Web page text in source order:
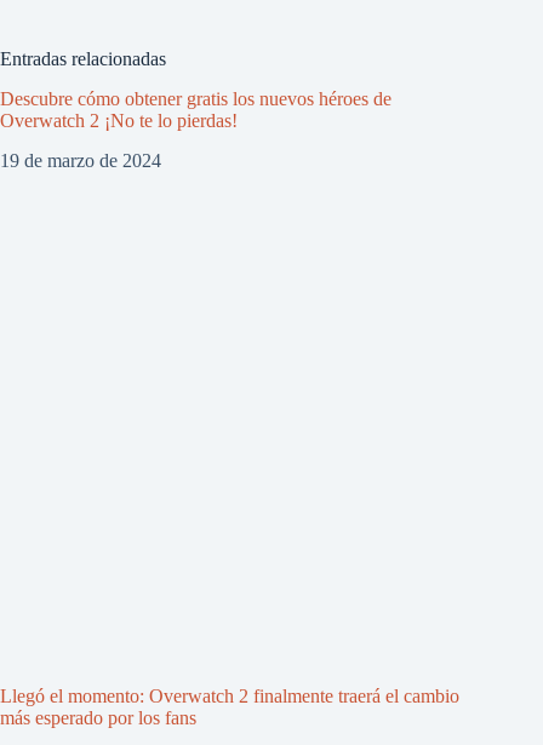
Entradas relacionadas
Descubre cómo obtener gratis los nuevos héroes de
Overwatch 2 ¡No te lo pierdas!
19 de marzo de 2024
Llegó el momento: Overwatch 2 finalmente traerá el cambio
más esperado por los fans